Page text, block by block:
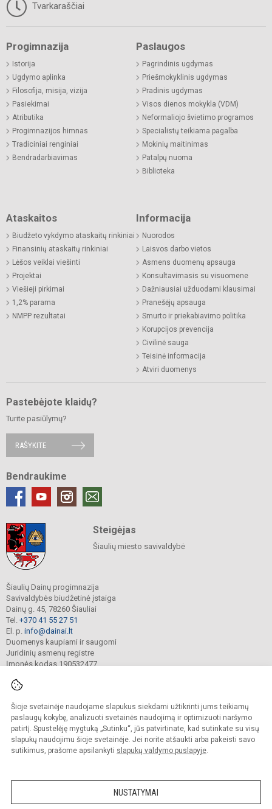
Šioje svetainėje naudojame slapukus siekdami užtikrinti jums teikiamų
paslaugų kokybę, analizuoti svetainės naudojimą ir optimizuoti naršymo
patirtį. Spustelėję mygtuką „Sutinku“, jūs patvirtinate, kad sutinkate su visų
slapukų naudojimu šioje svetainėje. Jei norite atšaukti arba pakeisti savo
sutikimus, prašome apsilankyti slapukų valdymo puslapyje.
NUSTATYMAI
Tvarkaraščiai
Progimnazija
Istorija
Ugdymo aplinka
Filosofija, misija, vizija
Pasiekimai
Atributika
Progimnazijos himnas
Tradiciniai renginiai
Bendradarbiavimas
Paslaugos
Pagrindinis ugdymas
Priešmokyklinis ugdymas
Pradinis ugdymas
Visos dienos mokykla (VDM)
Neformaliojo švietimo programos
Specialistų teikiama pagalba
Mokinių maitinimas
Patalpų nuoma
Biblioteka
Ataskaitos
Biudžeto vykdymo ataskaitų rinkiniai
Finansinių ataskaitų rinkiniai
Lėšos veiklai viešinti
Projektai
Viešieji pirkimai
1,2% parama
NMPP rezultatai
Informacija
Nuorodos
Laisvos darbo vietos
Asmens duomenų apsauga
Konsultavimasis su visuomene
Dažniausiai užduodami klausimai
Pranešėjų apsauga
Smurto ir priekabiavimo politika
Korupcijos prevencija
Civilinė sauga
Teisinė informacija
Atviri duomenys
Pastebėjote klaidų?
Turite pasiūlymų?
RAŠYKITE
Bendraukime
Steigėjas
Šiaulių miesto savivaldybė
Šiaulių Dainų progimnazija
Savivaldybės biudžetinė įstaiga
Dainų g. 45, 78260 Šiauliai
Tel. +370 41 55 27 51
El. p. info@dainai.lt
Duomenys kaupiami ir saugomi
Juridinių asmenų registre
Įmonės kodas 190532477
© 2023. Šiaulių Dainų progimnazija. Visos teisės saugomos.
Kopijuoti turinį be raštiško gimnazijos sutikimo griežtai draudžiama.
Prieinamumo paraiška Slapukų politika
Sumanus būdas atnaujinti